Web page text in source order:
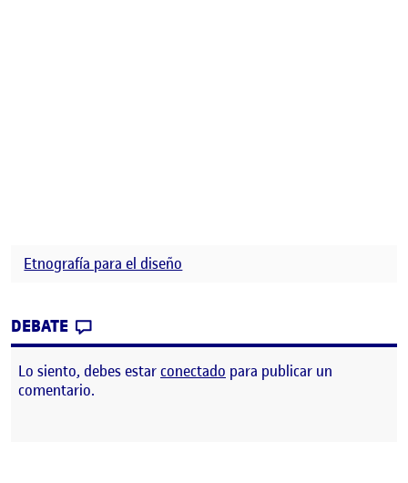
Etnografía para el diseño
DEBATE
Lo siento, debes estarconectado para publicar un
comentario.